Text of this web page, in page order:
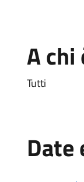
A
Tutti
Date